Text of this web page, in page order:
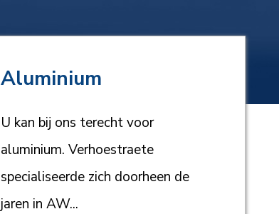
Aluminium
U kan bij ons terecht voor
aluminium. Verhoestraete
specialiseerde zich doorheen de
jaren in AW...